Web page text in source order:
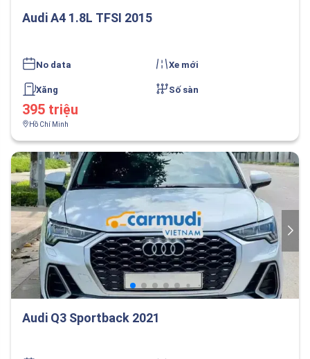
Audi A4 1.8L TFSI 2015
No data Xe mới
Xăng Số sàn
395 triệu
Hồ Chí Minh
Audi Q3 Sportback 2021